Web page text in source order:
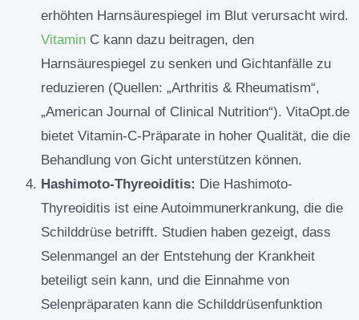
erhöhten Harnsäurespiegel im Blut verursacht wird.
Vitamin C kann dazu beitragen, den
Harnsäurespiegel zu senken und Gichtanfälle zu
reduzieren (Quellen: „Arthritis & Rheumatism“,
„American Journal of Clinical Nutrition“). VitaOpt.de
bietet Vitamin-C-Präparate in hoher Qualität, die die
Behandlung von Gicht unterstützen können.
Hashimoto-Thyreoiditis: Die Hashimoto-
Thyreoiditis ist eine Autoimmunerkrankung, die die
Schilddrüse betrifft. Studien haben gezeigt, dass
Selenmangel an der Entstehung der Krankheit
beteiligt sein kann, und die Einnahme von
Selenpräparaten kann die Schilddrüsenfunktion